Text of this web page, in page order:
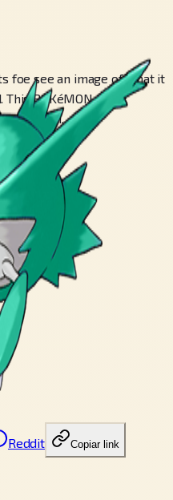
foe see an image of what it
POKéMON is
speech.
Reddit Copiar link